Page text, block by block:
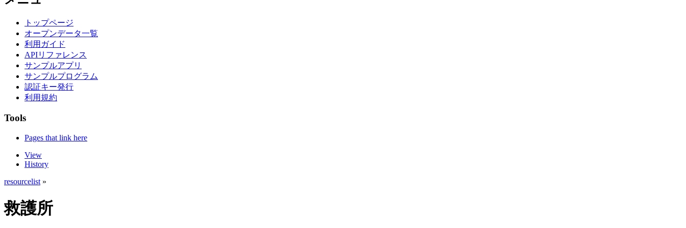
トップページ
オープンデータ一覧
利用ガイド
APIリファレンス
サンプルアプリ
サンプルプログラム
認証キー発行
利用規約
Tools
Pages that link here
View
History
resourcelist »
救護所